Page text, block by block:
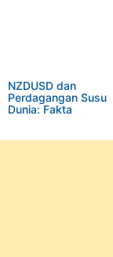
NZDUSD dan
Perdagangan Susu
Dunia: Fakta